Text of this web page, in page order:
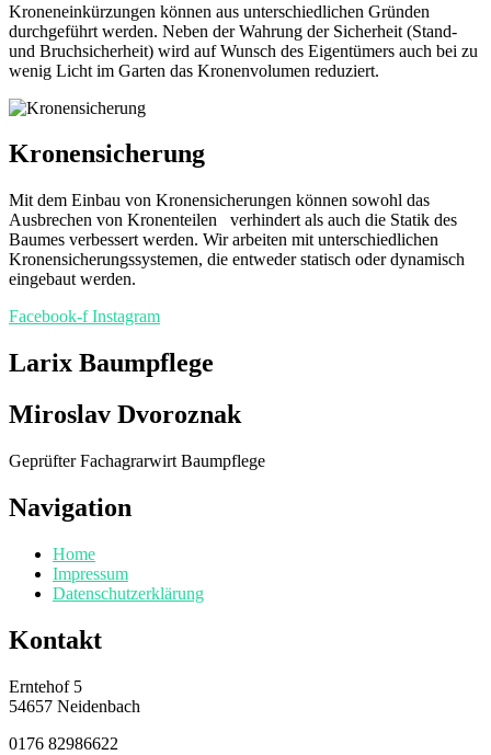
Kroneneinkürzungen können aus unterschiedlichen Gründen
durchgeführt werden. Neben der Wahrung der Sicherheit (Stand-
und Bruchsicherheit) wird auf Wunsch des Eigentümers auch bei zu
wenig Licht im Garten das Kronenvolumen reduziert.
Kronensicherung
Mit dem Einbau von Kronensicherungen können sowohl das
Ausbrechen von Kronenteilen verhindert als auch die Statik des
Baumes verbessert werden. Wir arbeiten mit unterschiedlichen
Kronensicherungssystemen, die entweder statisch oder dynamisch
eingebaut werden.
Facebook-f Instagram
Larix Baumpflege
Miroslav Dvoroznak
Geprüfter Fachagrarwirt Baumpflege
Navigation
Home
Impressum
Datenschutzerklärung
Kontakt
Erntehof 5
54657 Neidenbach
0176 82986622